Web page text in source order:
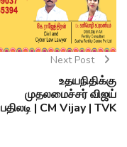
Next Post
உதயநிதிக்கு
முதலமைச்சர் விஜய்
பதிலடி | CM Vijay | TVK